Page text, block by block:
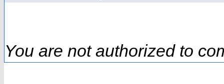
You are not authorized to